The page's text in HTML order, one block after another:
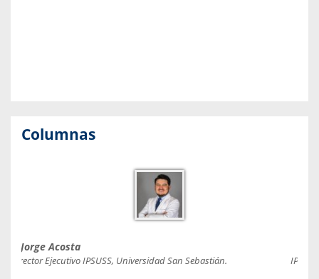
Columnas
Jorge Acosta
Director Ejecutivo IPSUSS, Universidad San Sebastián.